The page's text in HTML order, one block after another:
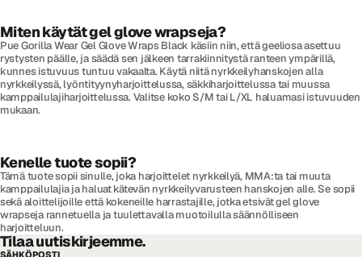
Miten käytät gel glove wrapseja?
Pue Gorilla Wear Gel Glove Wraps Black käsiin niin, että geeliosa asettuu
rystysten päälle, ja säädä sen jälkeen tarrakiinnitystä ranteen ympärillä,
kunnes istuvuus tuntuu vakaalta. Käytä niitä nyrkkeilyhanskojen alla
nyrkkeilyssä, lyöntityynyharjoittelussa, säkkiharjoittelussa tai muussa
kamppailulajiharjoittelussa. Valitse koko S/M tai L/XL haluamasi istuvuuden
mukaan.
Kenelle tuote sopii?
Tämä tuote sopii sinulle, joka harjoittelet nyrkkeilyä, MMA:ta tai muuta
kamppailulajia ja haluat kätevän nyrkkeilyvarusteen hanskojen alle. Se sopii
sekä aloittelijoille että kokeneille harrastajille, jotka etsivät gel glove
wrapseja rannetuella ja tuulettavalla muotoilulla säännölliseen
harjoitteluun.
Tilaa uutiskirjeemme.
SÄHKÖPOSTI